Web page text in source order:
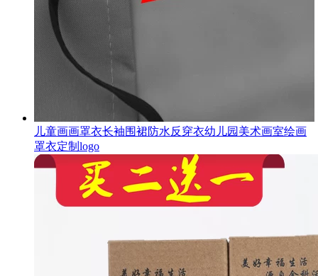
儿童画画罩衣长袖围裙防水反穿衣幼儿园美术画室绘画
罩衣定制logo